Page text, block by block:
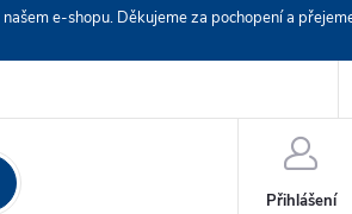
e-shopu. Děkujeme za pochopení a
Přihlášení